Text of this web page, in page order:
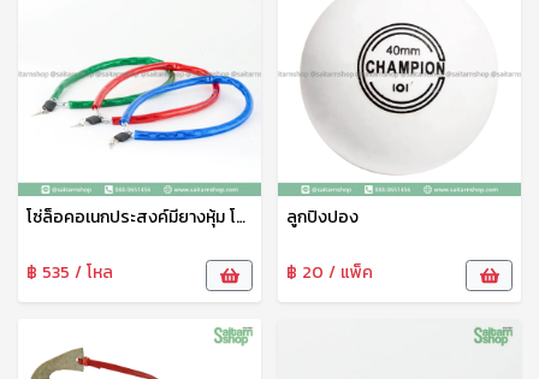
โซ่ล็อคอเนกประสงค์มียางหุ้ม โซ่ล็อคจักรยาน ที่ล็อคจักรยาน โซ่ล็อคจักรยานมียางหุ้ม โซ่ล็อครั้วบ้าน HS
฿ 535 / โหล
ลูกปิงปอง
฿ 20 / แพ็ค